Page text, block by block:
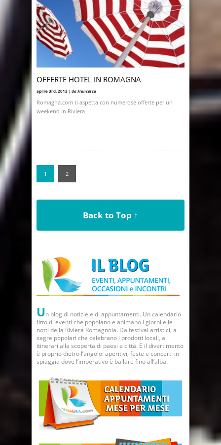
OFFERTE HOTEL IN ROMAGNA
aprile 3rd, 2013 | da Francesca
Romagna.com ti aspetta con numerose offerte per un
weekend in Riviera
1 2
Back to Top ↑
Un blog di notizie e di appuntamenti. Un calendario
fitto di eventi che popolano e animano i giorni e le
notti della Riviera Romagnola. Da festival artistici, a
sagre popolari che celebrano i prodotti locali, a
itinerari alla scoperta di paesi e città. E il divertimento
è proprio dietro l’angolo: aperitivi, feste e concerti in
spiaggia dove l’imperativo è ballare fino all’alba.